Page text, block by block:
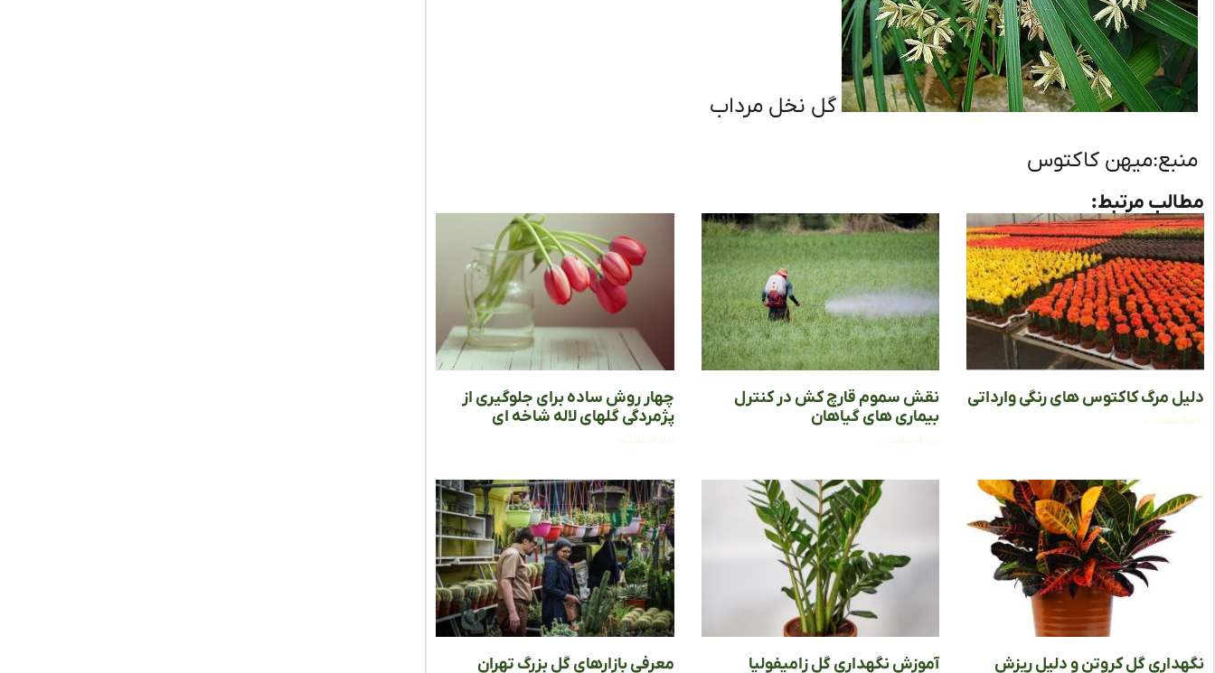
گل نخل مرداب
منبع:میهن کاکتوس
مطالب مرتبط:
دلیل مرگ کاکتوس‌ های رنگی وارداتی
ادامه مطلب »
نقش سموم قارچ‌ کش‌ در کنترل
بیماری‌ های گیاهان
ادامه مطلب »
چهار روش ساده برای جلوگیری از
پژمردگی گلهای لاله شاخه ای
ادامه مطلب »
نگهداری گل کروتن و دلیل ریزش
آموزش نگهداری گل زامیفولیا معرفی بازارهای گل بزرگ تهران